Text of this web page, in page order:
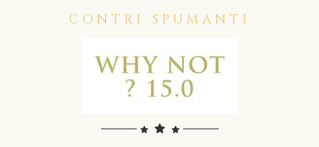
CONTRI SPUMANTI